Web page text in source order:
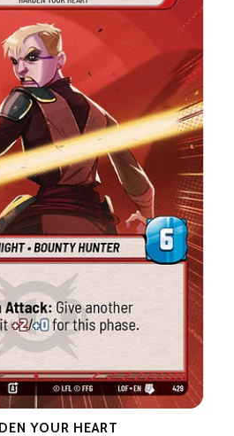
YOUR HEART